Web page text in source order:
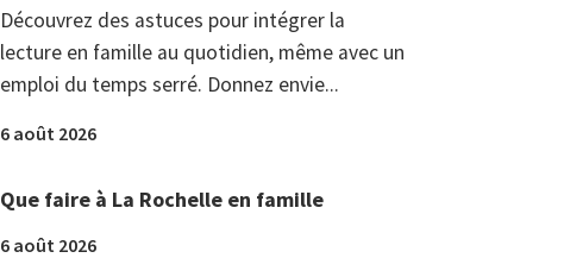
Découvrez des astuces pour intégrer la
lecture en famille au quotidien, même avec un
emploi du temps serré. Donnez envie...
6 août 2026
Que faire à La Rochelle en famille
6 août 2026